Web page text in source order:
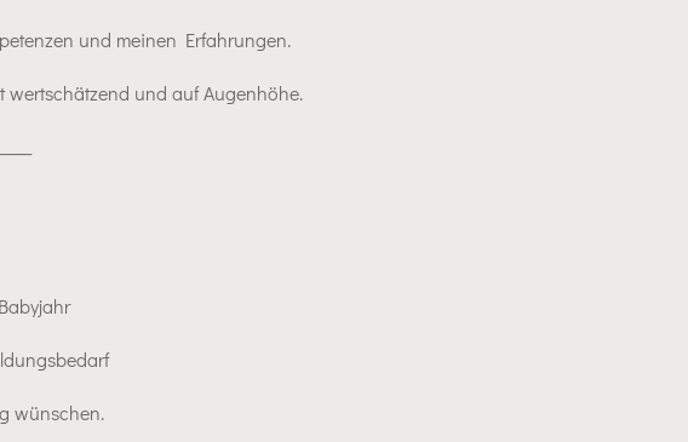
und meinen Erfahrungen.
wertschätzend und auf Augenhöhe.
wünschen.